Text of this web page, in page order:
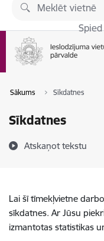
Pāriet uz lapas saturu
Sākums Sīkdatnes
Sīkdatnes
Atskaņot tekstu
Lai šī tīmekļvietne
sīkdatnes. Ar Jūsu
izmantotas statistikas